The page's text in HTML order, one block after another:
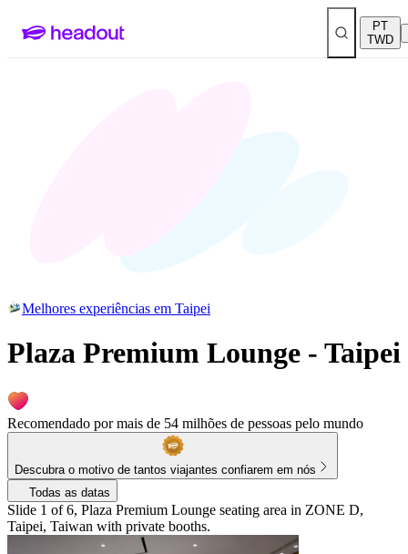
PT
TWD
Melhores experiências em Taipei
Plaza Premium Lounge - Taipei
Recomendado por mais de 54 milhões de pessoas pelo mundo
Descubra o motivo de tantos viajantes confiarem em nós
Todas as datas
Slide 1 of 6, Plaza Premium Lounge seating area in ZONE D,
Taipei, Taiwan with private booths.